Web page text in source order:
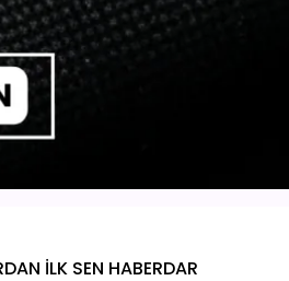
İLK SEN HABERDAR